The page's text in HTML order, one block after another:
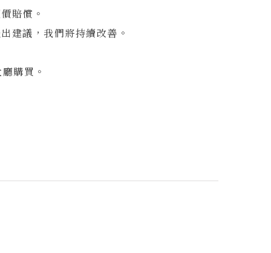
賠償。
建議，我們將持續改善。
購買。